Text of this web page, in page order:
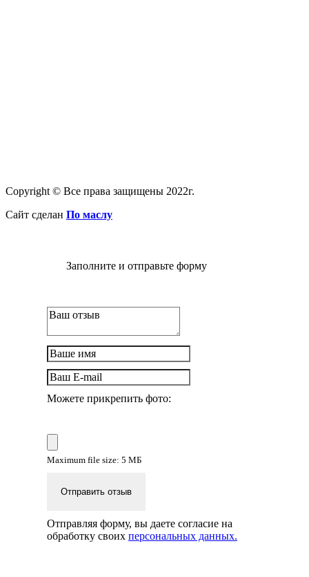
Copyright © Все права защищены 2022г.
Сайт сделан По маслу
Заполните и отправьте форму
Можете прикрепить фото:
Maximum file size: 5 МБ
Отправить отзыв
Отправляя форму, вы даете согласие на
обработку своих персональных данных.